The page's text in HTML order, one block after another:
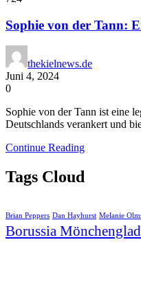
Sophie von der Tann:
thekielnews.de
Juni 4, 2024
0
Sophie von der Tann ist eine
Deutschlands verankert und
Continue Reading
Tags Cloud
Brian Peppers Dan Hayhurst Melanie
Borussia